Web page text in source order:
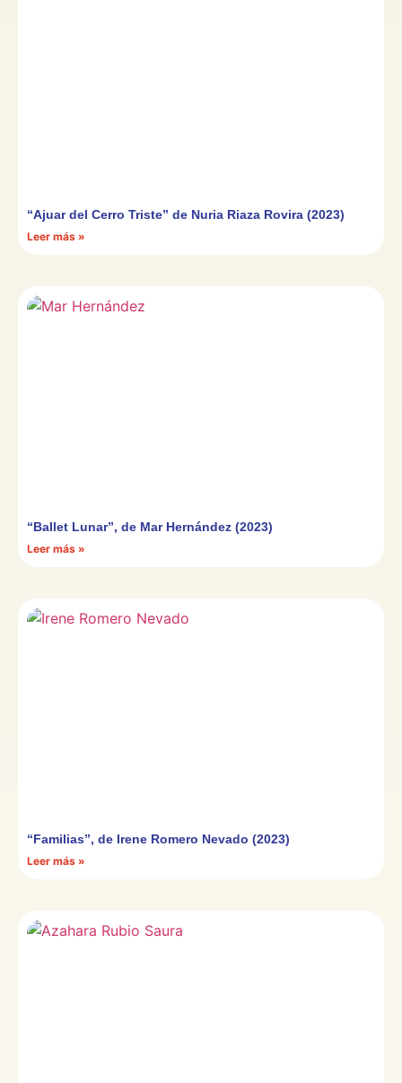
“Ajuar del Cerro Triste” de Nuria Riaza Rovira (2023)
Leer más »
“Ballet Lunar”, de Mar Hernández (2023)
Leer más »
“Familias”, de Irene Romero Nevado (2023)
Leer más »